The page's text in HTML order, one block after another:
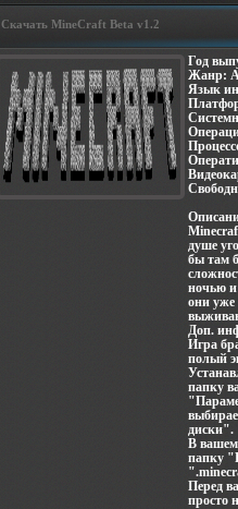
Скачать MineCraft Beta v1.2
Год
Жанр:
Язык
душе
бы там
ночью и
они уже
Доп.
Игра
полый
папку
диски".
В вашем
папку
Перед
просто